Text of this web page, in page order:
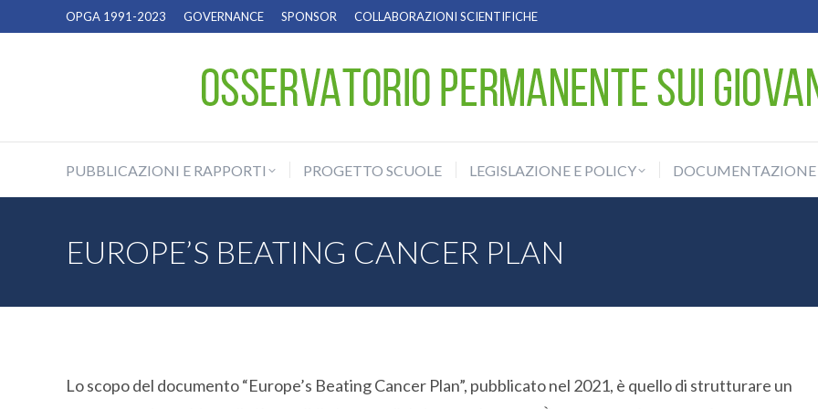
OPGA 1991-2023 GOVERNANCE SPONSOR COLLABORAZIONI SCIENTIFICHE
PUBBLICAZIONI E RAPPORTI PROGETTO SCUOLE LEGISLAZIONE E POLICY DOCUMENTAZIONE
EUROPE’S BEATING CANCER PLAN
Lo scopo del documento “Europe’s Beating Cancer Plan”, pubblicato nel 2021, è quello di strutturare un